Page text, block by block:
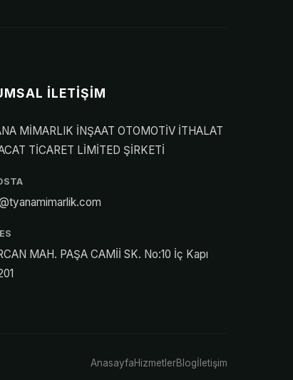
İLETIŞIM
MİMARLIK İNŞAAT OTOMOTİV İTHALAT
TİCARET LİMİTED ŞİRKETİ
MAH. PAŞA CAMİİ SK. No:10 İç Kapı
AnasayfaHizmetlerBlogİletişim